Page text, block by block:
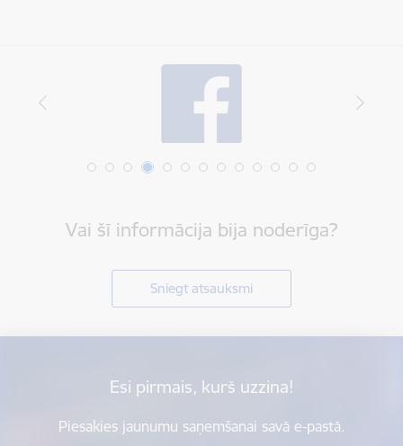
Vai šī informācija bija noderīga?
Sniegt atsauksmi
Esi pirmais, kurš uzzina!
Piesakies jaunumu saņemšanai savā e-pastā.